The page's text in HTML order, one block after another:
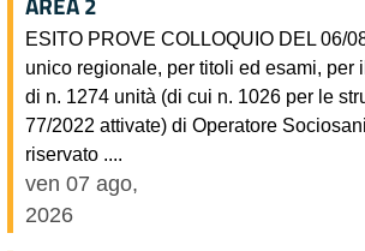
ESITO PROVE COLLOQUIO DEL 06/
unico regionale, per titoli ed esami, per
di n. 1274 unità (di cui n. 1026 per le
77/2022 attivate) di Operatore
riservato ....
ven 07 ago,
2026